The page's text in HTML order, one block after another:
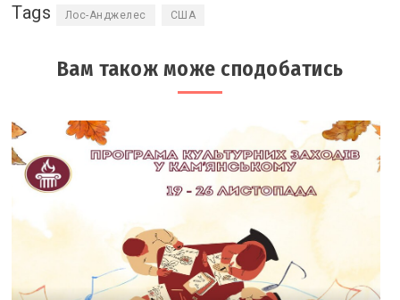
Tags Лос-Анджелес США
Вам також може сподобатись